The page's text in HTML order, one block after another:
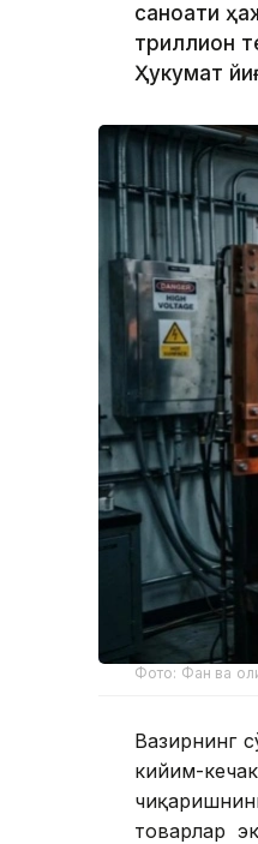
саноати
триллион
Ҳукумат
Фото: Фан ва
Вазирнинг
кийим-
товарлар